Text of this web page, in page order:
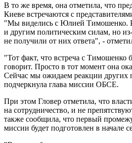
В то же время, она отметила, что
Киеве встречаются с
"Мы виделись с Юлией Тимошенко.
и другим политическим силам, но
не получили от них ответа", -
"Тот факт, что встреча с Тимошенко
говорит. Просто в тот момент она
Сейчас мы ожидаем реакции других
подчеркнула глава миссии ОБСЕ.
При этом Гловер отметила, что
на сотрудничество, и не
также сообщила, что первый
миссии будет подготовлен в начале